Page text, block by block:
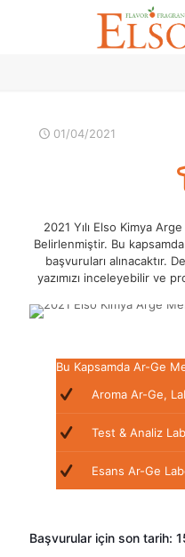
01/04/2021
2021 Yılı Elso Kimya
Belirlenmiştir. Bu
başvuruları alınacaktır.
yazımızı inceleyebilir ve
Bu Kapsamda Ar-Ge
Aroma Ar-Ge,
Test & Analiz
Esans Ar-Ge
Başvurular için son tarih: